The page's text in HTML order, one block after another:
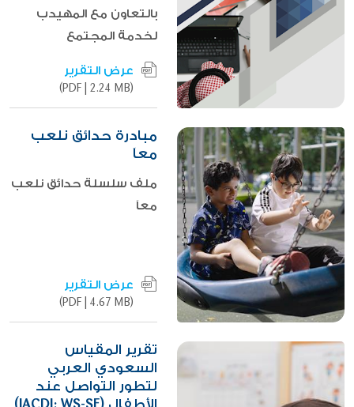
بالتعاون مع المهيدب
لخدمة المجتمع
عرض التقرير
(PDF
2.24 MB)
مبادرة حدائق نلعب
معاَ
ملف سلسلة حدائق نلعب
معاَ
عرض التقرير
(PDF
4.67 MB)
تقرير المقياس
السعودي العربي
لتطور التواصل عند